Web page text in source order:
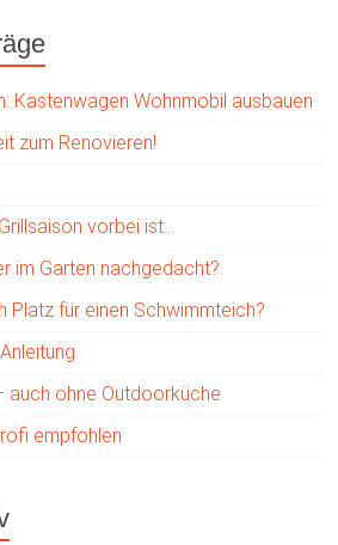
Kastenwagen Wohnmobil ausbauen
zum Renovieren!
vorbei ist…
im Garten nachgedacht?
Platz für einen Schwimmteich?
auch ohne Outdoorküche
empfohlen